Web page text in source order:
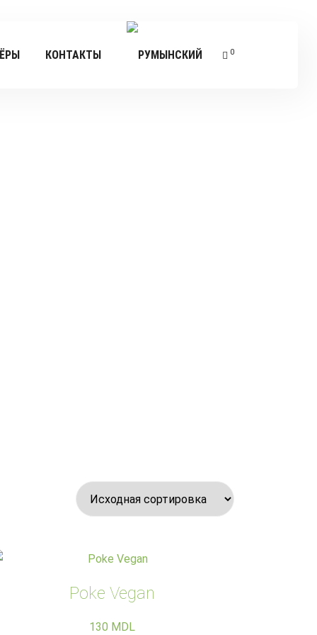
КОНТАКТЫ 0
Poke Vegan
130 MDL